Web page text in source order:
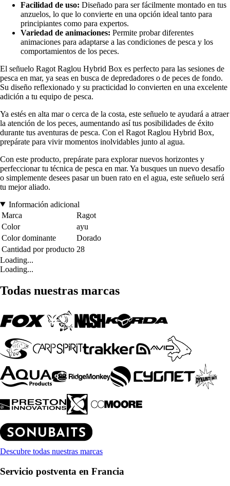
Facilidad de uso: Diseñado para ser fácilmente montado en tus
anzuelos, lo que lo convierte en una opción ideal tanto para
principiantes como para expertos.
Variedad de animaciones: Permite probar diferentes
animaciones para adaptarse a las condiciones de pesca y los
comportamientos de los peces.
El señuelo Ragot Raglou Hybrid Box es perfecto para las sesiones de
pesca en mar, ya seas en busca de depredadores o de peces de fondo.
Su diseño reflexionado y su practicidad lo convierten en una excelente
adición a tu equipo de pesca.
Ya estés en alta mar o cerca de la costa, este señuelo te ayudará a atraer
la atención de los peces, aumentando así tus posibilidades de éxito
durante tus aventuras de pesca. Con el Ragot Raglou Hybrid Box,
prepárate para vivir momentos inolvidables junto al agua.
Con este producto, prepárate para explorar nuevos horizontes y
perfeccionar tu técnica de pesca en mar. Ya busques un nuevo desafío
o simplemente desees pasar un buen rato en el agua, este señuelo será
tu mejor aliado.
Información adicional
Marca
Ragot
Color
ayu
Color dominante
Dorado
Cantidad por producto 28
Loading...
Loading...
Todas nuestras marcas
Descubre todas nuestras marcas
Servicio postventa en Francia